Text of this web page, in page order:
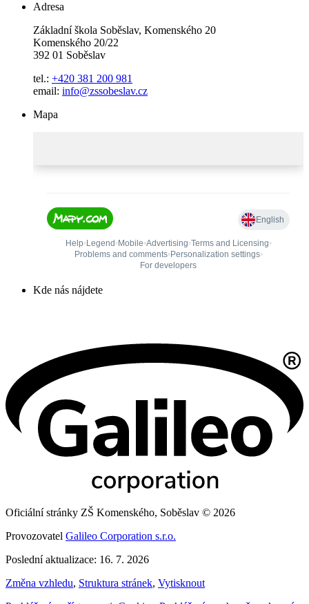
Adresa
Základní škola Soběslav, Komenského 20
Komenského 20/22
392 01 Soběslav
tel.: +420 381 200 981
email: info@zssobeslav.cz
Mapa
Kde nás nájdete
Oficiální stránky ZŠ Komenského, Soběslav © 2026
Provozovatel Galileo Corporation s.r.o.
Poslední aktualizace: 16. 7. 2026
Změna vzhledu, Struktura stránek, Vytisknout